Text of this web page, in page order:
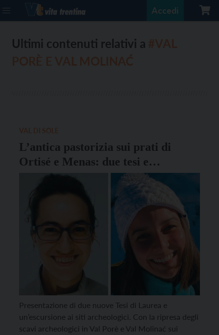
Accedi
Ultimi contenuti relativi a
L’antica pastorizia sui prati di
Ortisé e Menas: due tesi e
un’escursione
Presentazione di due nuove Tesi di Laurea e
un’escursione ai siti archeologici. Con la ripresa degli
scavi archeologici in Val Porè e Val Molinać sui